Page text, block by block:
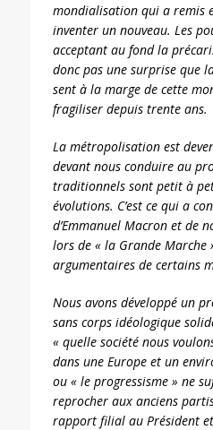
mondialisation qui a remis
inventer un nouveau. Les
acceptant au fond la
donc pas une surprise que
sent à la marge de cette
fragiliser depuis trente ans.
La métropolisation est
devant nous conduire au
traditionnels sont petit à
évolutions. C’est ce qui a
d’Emmanuel Macron et de
lors de « la Grande Marche
argumentaires de certains
Nous avons développé un
sans corps idéologique
« quelle société nous
dans une Europe et un
ou « le progressisme » ne
reprocher aux anciens
rapport filial au Président